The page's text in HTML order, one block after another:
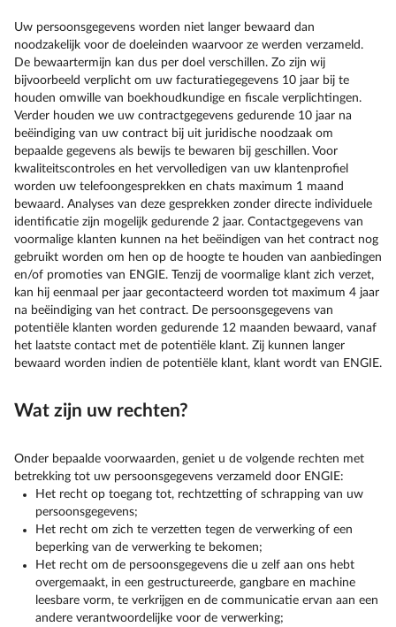
Uw persoonsgegevens worden niet langer bewaard dan
noodzakelijk voor de doeleinden waarvoor ze werden verzameld.
De bewaartermijn kan dus per doel verschillen. Zo zijn wij
bijvoorbeeld verplicht om uw facturatiegegevens 10 jaar bij te
houden omwille van boekhoudkundige en fiscale verplichtingen.
Verder houden we uw contractgegevens gedurende 10 jaar na
beëindiging van uw contract bij uit juridische noodzaak om
bepaalde gegevens als bewijs te bewaren bij geschillen. Voor
kwaliteitscontroles en het vervolledigen van uw klantenprofiel
worden uw telefoongesprekken en chats maximum 1 maand
bewaard. Analyses van deze gesprekken zonder directe individuele
identificatie zijn mogelijk gedurende 2 jaar. Contactgegevens van
voormalige klanten kunnen na het beëindigen van het contract nog
gebruikt worden om hen op de hoogte te houden van aanbiedingen
en/of promoties van ENGIE. Tenzij de voormalige klant zich verzet,
kan hij eenmaal per jaar gecontacteerd worden tot maximum 4 jaar
na beëindiging van het contract. De persoonsgegevens van
potentiële klanten worden gedurende 12 maanden bewaard, vanaf
het laatste contact met de potentiële klant. Zij kunnen langer
bewaard worden indien de potentiële klant, klant wordt van ENGIE.
Wat zijn uw rechten?
Onder bepaalde voorwaarden, geniet u de volgende rechten met
betrekking tot uw persoonsgegevens verzameld door ENGIE:
Het recht op toegang tot, rechtzetting of schrapping van uw
persoonsgegevens;
Het recht om zich te verzetten tegen de verwerking of een
beperking van de verwerking te bekomen;
Het recht om de persoonsgegevens die u zelf aan ons hebt
overgemaakt, in een gestructureerde, gangbare en machine
leesbare vorm, te verkrijgen en de communicatie ervan aan een
andere verantwoordelijke voor de verwerking;